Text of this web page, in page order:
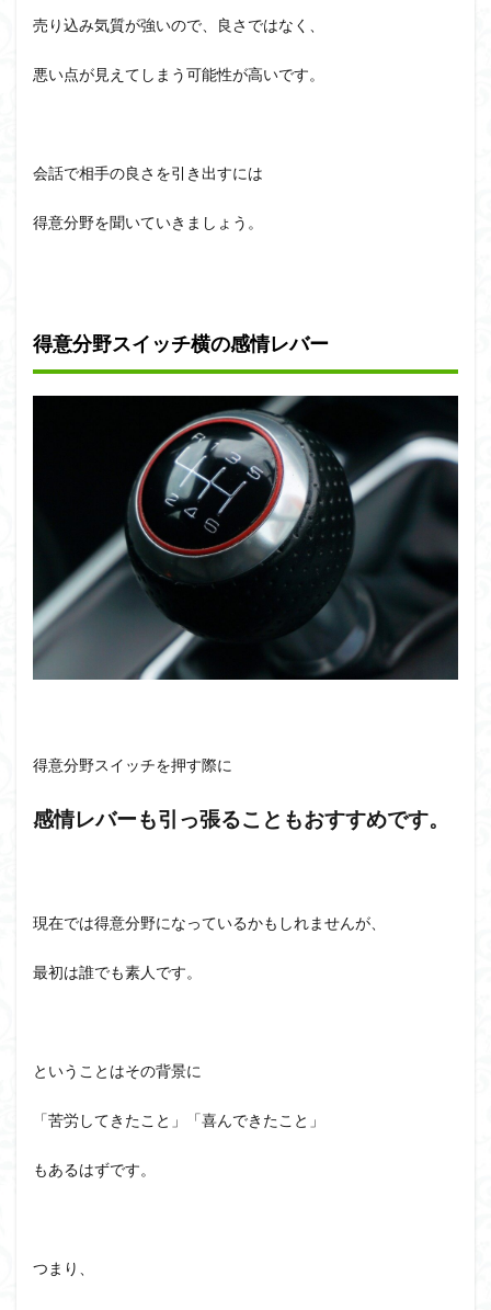
売り込み気質が強いので、良さではなく、
悪い点が見えてしまう可能性が高いです。
会話で相手の良さを引き出すには
得意分野を聞いていきましょう。
得意分野スイッチ横の感情レバー
得意分野スイッチを押す際に
感情レバーも引っ張ることもおすすめです。
現在では得意分野になっているかもしれませんが、
最初は誰でも素人です。
ということはその背景に
「苦労してきたこと」「喜んできたこと」
もあるはずです。
つまり、